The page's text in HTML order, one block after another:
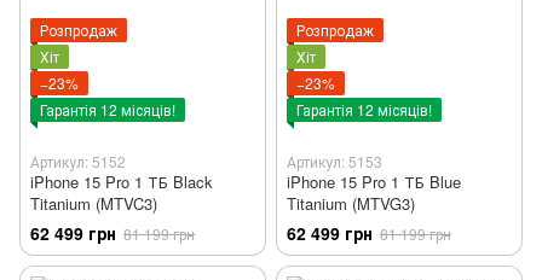
Розпродаж
Хіт
−23%
Гарантія 12 місяців!
Артикул: 5152
iPhone 15 Pro 1 ТБ Black
Titanium (MTVC3)
62 499 грн 81 199 грн
Розпродаж
Хіт
−23%
Гарантія 12 місяців!
Артикул: 5153
iPhone 15 Pro 1 ТБ Blue
Titanium (MTVG3)
62 499 грн 81 199 грн